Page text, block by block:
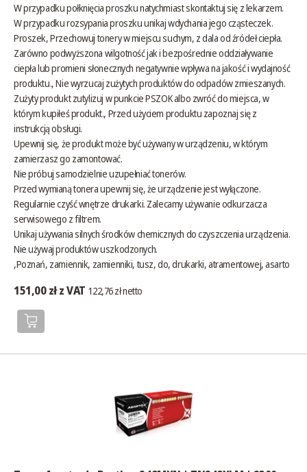
W przypadku połknięcia proszku natychmiast skontaktuj się z lekarzem.
W przypadku rozsypania proszku unikaj wdychania jego cząsteczek.
Proszek, Przechowuj tonery w miejscu suchym, z dala od źródeł ciepła.
Zarówno podwyższona wilgotność jak i bezpośrednie oddziaływanie
ciepła lub promieni słonecznych negatywnie wpływa na jakość i wydajność
produktu., Nie wyrzucaj zużytych produktów do odpadów zmieszanych.
Zużyty produkt zutylizuj w punkcie PSZOK albo zwróć do miejsca, w
którym kupiłeś produkt., Przed użyciem produktu zapoznaj się z
instrukcją obsługi.
Upewnij się, że produkt może być używany w urządzeniu, w którym
zamierzasz go zamontować.
Nie próbuj samodzielnie uzupełniać tonerów.
Przed wymianą tonera upewnij się, że urządzenie jest wyłączone.
Regularnie czyść wnętrze drukarki. Zalecamy używanie odkurzacza
serwisowego z filtrem.
Unikaj używania silnych środków chemicznych do czyszczenia urządzenia.
Nie używaj produktów uszkodzonych.
,Poznań, zamiennik, zamienniki, tusz, do, drukarki, atramentowej, asarto
151,00 zł z VAT 122,76 zł netto